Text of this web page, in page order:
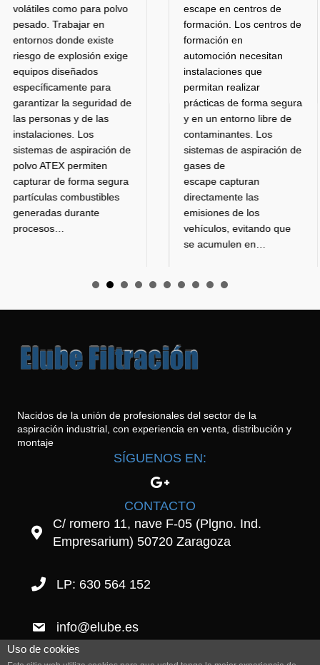
para polvo
en
existe
exige
para
seguridad de
y de las
Los
de
segura
escape en centros de
formación. Los centros de
automoción necesitan
instalaciones que
permitan realizar
prácticas de forma segura
y en un entorno libre de
contaminantes. Los
sistemas de aspiración de
escape capturan
directamente las
emisiones de los
vehículos, evitando que
se acumulen en…
corte y
Nacidos de la unión de profesionales del sector de la
aspiración industrial, con experiencia en venta, distribución y
montaje
SÍGUENOS EN:
CONTACTO
C/ romero 11, nave F-05 (Plgno. Ind.
Empresarium) 50720 Zaragoza
LP: 630 564 152
info@elube.es
Uso de cookies